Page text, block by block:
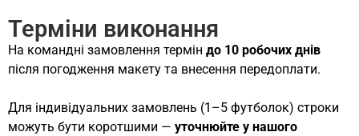
Терміни виконання
На командні замовлення термін до 10 робочих днів
після погодження макету та внесення передоплати.
Для індивідуальних замовлень (1–5 футболок) строки
можуть бути коротшими — уточнюйте у нашого